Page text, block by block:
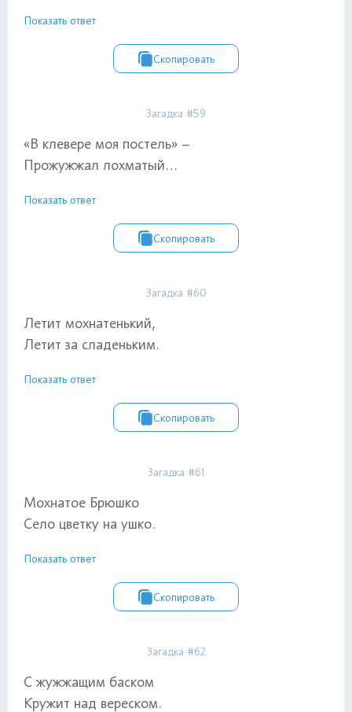
Показать ответ
Скопировать
Загадка #59
«В клевере моя постель» –
Прожужжал лохматый…
Показать ответ
Скопировать
Загадка #60
Летит мохнатенький,
Летит за сладеньким.
Показать ответ
Скопировать
Загадка #61
Мохнатое Брюшко
Село цветку на ушко.
Показать ответ
Скопировать
Загадка #62
С жужжащим баском
Кружит над вереском.